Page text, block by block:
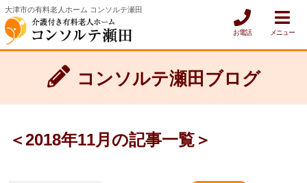
大津市の有料老人ホーム コンソルテ瀬田
お電話 メニュー
コンソルテ瀬田ブログ
＜2018年11月の記事一覧＞